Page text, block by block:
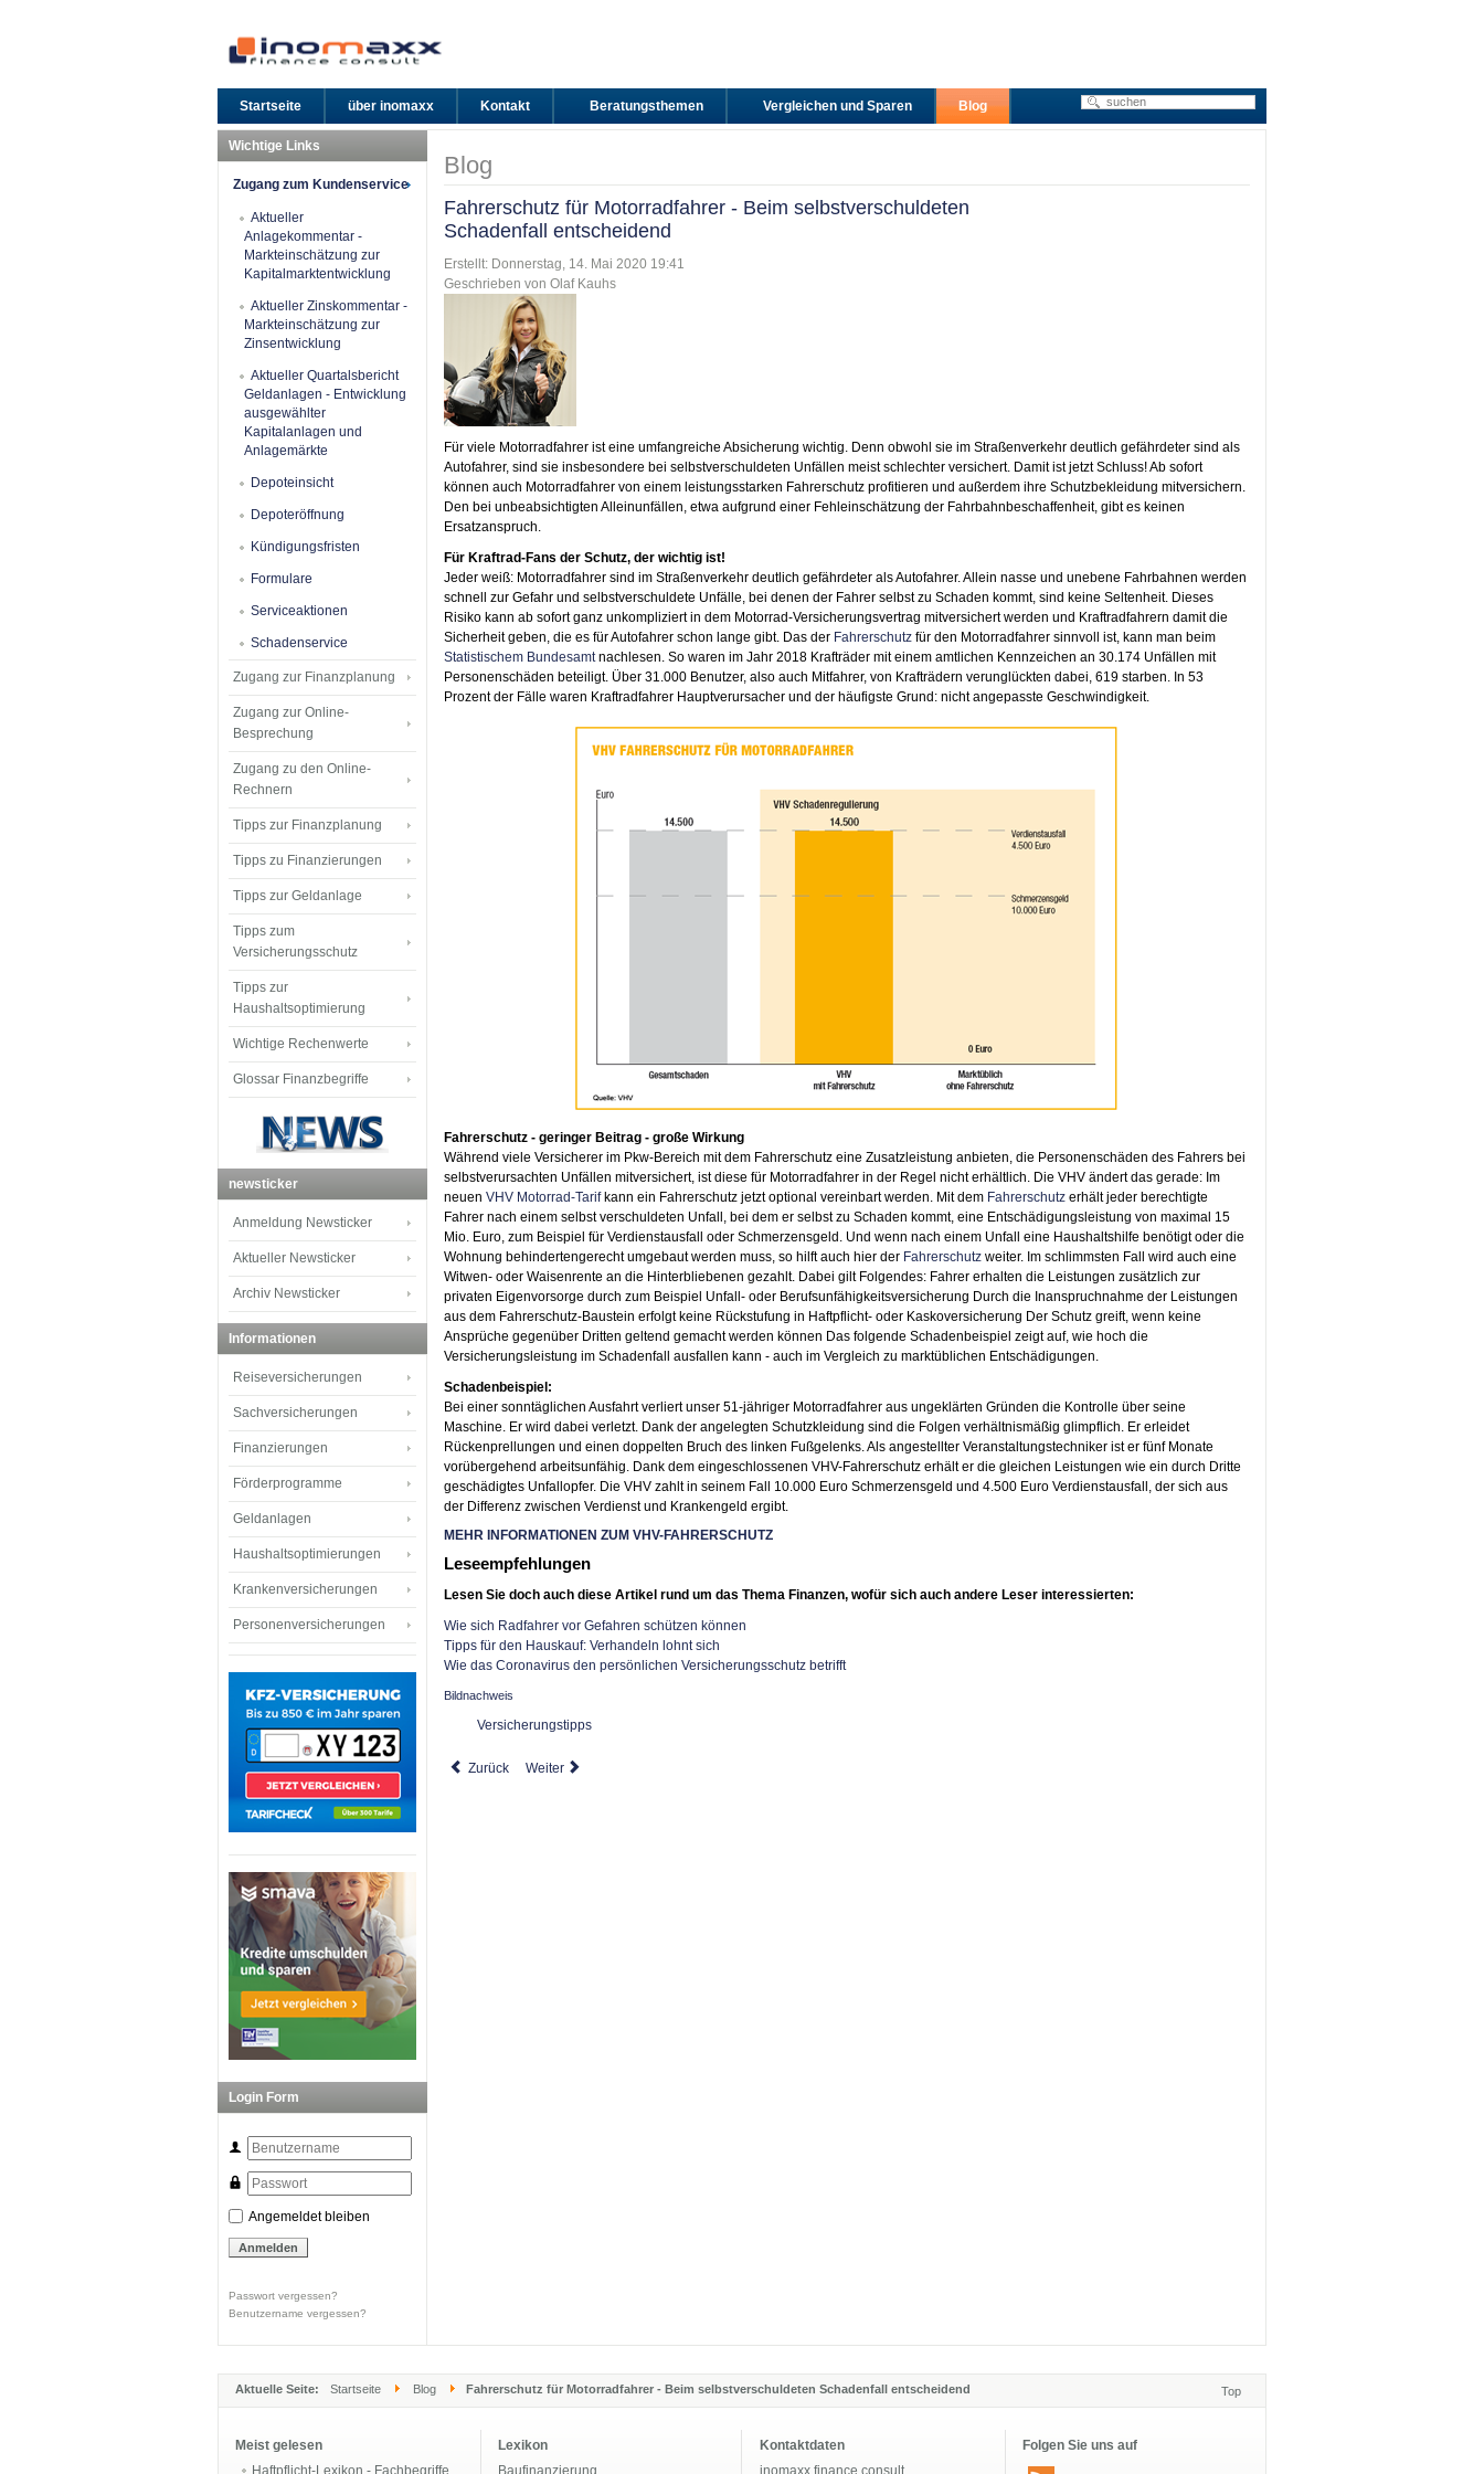
Startseite über inomaxx Kontakt Beratungsthemen Vergleichen und Sparen Blog
Blog
Fahrerschutz für Motorradfahrer - Beim selbstverschuldeten
Schadenfall entscheidend
Erstellt: Donnerstag, 14. Mai 2020 19:41
Geschrieben von Olaf Kauhs
Für viele Motorradfahrer ist eine umfangreiche Absicherung wichtig. Denn obwohl sie im Straßenverkehr deutlich gefährdeter sind als
Autofahrer, sind sie insbesondere bei selbstverschuldeten Unfällen meist schlechter versichert. Damit ist jetzt Schluss! Ab sofort
können auch Motorradfahrer von einem leistungsstarken Fahrerschutz profitieren und außerdem ihre Schutzbekleidung mitversichern.
Den bei unbeabsichtigten Alleinunfällen, etwa aufgrund einer Fehleinschätzung der Fahrbahnbeschaffenheit, gibt es keinen
Ersatzanspruch.
Für Kraftrad-Fans der Schutz, der wichtig ist!
Jeder weiß: Motorradfahrer sind im Straßenverkehr deutlich gefährdeter als Autofahrer. Allein nasse und unebene Fahrbahnen werden
schnell zur Gefahr und selbstverschuldete Unfälle, bei denen der Fahrer selbst zu Schaden kommt, sind keine Seltenheit. Dieses
Risiko kann ab sofort ganz unkompliziert in dem Motorrad-Versicherungsvertrag mitversichert werden und Kraftradfahrern damit die
Sicherheit geben, die es für Autofahrer schon lange gibt. Das der Fahrerschutz für den Motorradfahrer sinnvoll ist, kann man beim
Statistischem Bundesamtnachlesen. So waren im Jahr 2018 Krafträder mit einem amtlichen Kennzeichen an 30.174 Unfällen mit
Personenschäden beteiligt. Über 31.000 Benutzer, also auch Mitfahrer, von Krafträdern verunglückten dabei, 619 starben. In 53
Prozent der Fälle waren Kraftradfahrer Hauptverursacher und der häufigste Grund: nicht angepasste Geschwindigkeit.
Fahrerschutz - geringer Beitrag - große Wirkung
Während viele Versicherer im Pkw-Bereich mit dem Fahrerschutz eine Zusatzleistung anbieten, die Personenschäden des Fahrers bei
selbstverursachten Unfällen mitversichert, ist diese für Motorradfahrer in der Regel nicht erhältlich. Die VHV ändert das gerade: Im
neuen VHV Motorrad-Tarifkann ein Fahrerschutz jetzt optional vereinbart werden. Mit dem Fahrerschutz erhält jeder berechtigte
Fahrer nach einem selbst verschuldeten Unfall, bei dem er selbst zu Schaden kommt, eine Entschädigungsleistung von maximal 15
Mio. Euro, zum Beispiel für Verdienstausfall oder Schmerzensgeld. Und wenn nach einem Unfall eine Haushaltshilfe benötigt oder die
Wohnung behindertengerecht umgebaut werden muss, so hilft auch hier der Fahrerschutz weiter. Im schlimmsten Fall wird auch eine
Witwen- oder Waisenrente an die Hinterbliebenen gezahlt. Dabei gilt Folgendes: Fahrer erhalten die Leistungen zusätzlich zur
privaten Eigenvorsorge durch zum Beispiel Unfall- oder Berufsunfähigkeitsversicherung Durch die Inanspruchnahme der Leistungen
aus dem Fahrerschutz-Baustein erfolgt keine Rückstufung in Haftpflicht- oder Kaskoversicherung Der Schutz greift, wenn keine
Ansprüche gegenüber Dritten geltend gemacht werden können Das folgende Schadenbeispiel zeigt auf, wie hoch die
Versicherungsleistung im Schadenfall ausfallen kann - auch im Vergleich zu marktüblichen Entschädigungen.
Schadenbeispiel:
Bei einer sonntäglichen Ausfahrt verliert unser 51-jähriger Motorradfahrer aus ungeklärten Gründen die Kontrolle über seine
Maschine. Er wird dabei verletzt. Dank der angelegten Schutzkleidung sind die Folgen verhältnismäßig glimpflich. Er erleidet
Rückenprellungen und einen doppelten Bruch des linken Fußgelenks. Als angestellter Veranstaltungstechniker ist er fünf Monate
vorübergehend arbeitsunfähig. Dank dem eingeschlossenen VHV-Fahrerschutz erhält er die gleichen Leistungen wie ein durch Dritte
geschädigtes Unfallopfer. Die VHV zahlt in seinem Fall 10.000 Euro Schmerzensgeld und 4.500 Euro Verdienstausfall, der sich aus
der Differenz zwischen Verdienst und Krankengeld ergibt.
MEHR INFORMATIONEN ZUM VHV-FAHRERSCHUTZ
Leseempfehlungen
Lesen Sie doch auch diese Artikel rund um das Thema Finanzen, wofür sich auch andere Leser interessierten:
Wie sich Radfahrer vor Gefahren schützen können
Tipps für den Hauskauf: Verhandeln lohnt sich
Wie das Coronavirus den persönlichen Versicherungsschutz betrifft
Bildnachweis
Versicherungstipps
Zurück Weiter
Wichtige Links
Zugang zum Kundenservice
Aktueller
Anlagekommentar -
Markteinschätzung zur
Kapitalmarktentwicklung
Aktueller Zinskommentar -
Markteinschätzung zur
Zinsentwicklung
Aktueller Quartalsbericht
Geldanlagen - Entwicklung
ausgewählter
Kapitalanlagen und
Anlagemärkte
Depoteinsicht
Depoteröffnung
Kündigungsfristen
Formulare
Serviceaktionen
Schadenservice
Zugang zur Finanzplanung
Zugang zur Online-
Besprechung
Zugang zu den Online-
Rechnern
Tipps zur Finanzplanung
Tipps zu Finanzierungen
Tipps zur Geldanlage
Tipps zum
Versicherungsschutz
Tipps zur
Haushaltsoptimierung
Wichtige Rechenwerte
Glossar Finanzbegriffe
newsticker
Anmeldung Newsticker
Aktueller Newsticker
Archiv Newsticker
Informationen
Reiseversicherungen
Sachversicherungen
Finanzierungen
Förderprogramme
Geldanlagen
Haushaltsoptimierungen
Krankenversicherungen
Personenversicherungen
Login Form
Angemeldet bleiben
Passwort vergessen?
Benutzername vergessen?
Aktuelle Seite: Startseite Blog Fahrerschutz für Motorradfahrer - Beim selbstverschuldeten Schadenfall entscheidend Top
Meist gelesen
Haftpflicht-Lexikon - Fachbegriffe
Lexikon
Baufinanzierung
Kontaktdaten
inomaxx finance consult
Folgen Sie uns auf